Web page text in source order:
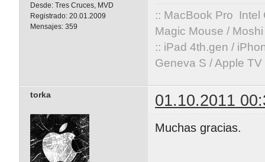
Desde: Tres Cruces, MVD
Registrado: 20.01.2009
Mensajes: 359
:: MacBook Pro Intel
Magic Mouse /
:: iPad 4th.gen /
Geneva S / Apple
torka 01.10.2011
Muchas gracias.